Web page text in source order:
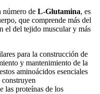
número de L-Glutamina, es
que comprende más del
el del tejido muscular y más
para la construcción de
y mantenimiento de la
aminoácidos esenciales
las proteínas de los